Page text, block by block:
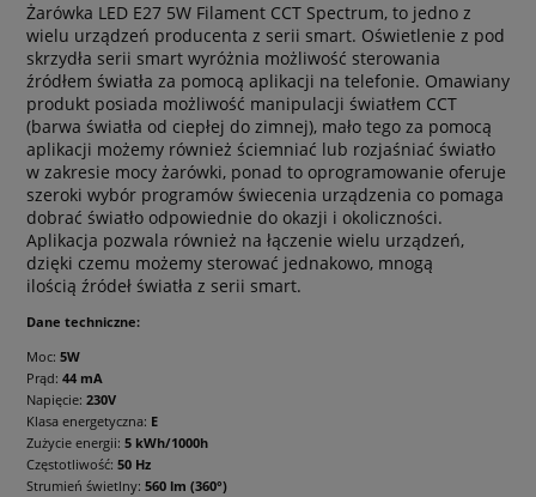
Żarówka LED E27 5W Filament CCT Spectrum, to jedno z
wielu urządzeń producenta z serii smart. Oświetlenie z pod
skrzydła serii smart wyróżnia możliwość sterowania
źródłem światła za pomocą aplikacji na telefonie. Omawiany
produkt posiada możliwość manipulacji światłem CCT
(barwa światła od ciepłej do zimnej), mało tego za pomocą
aplikacji możemy również ściemniać lub rozjaśniać światło
w zakresie mocy żarówki, ponad to oprogramowanie oferuje
szeroki wybór programów świecenia urządzenia co pomaga
dobrać światło odpowiednie do okazji i okoliczności.
Aplikacja pozwala również na łączenie wielu urządzeń,
dzięki czemu możemy sterować jednakowo, mnogą
ilością źródeł światła z serii smart.
Dane techniczne:
Moc: 5W
Prąd: 44 mA
Napięcie: 230V
Klasa energetyczna: E
Zużycie energii: 5 kWh/1000h
Częstotliwość: 50 Hz
Strumień świetlny: 560 lm (360°)